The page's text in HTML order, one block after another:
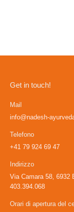
Get in touch!
Mail
info@nadesh-
Telefono
+41 79 924 69 47
Indirizzo
Via Camara 58, 6932
403.394.068
Orari di apertura del